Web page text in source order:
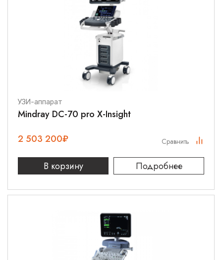
УЗИ-аппарат
Mindray DC-70 pro X-Insight
2 503 200₽
В корзину Подробнее
Сравнить